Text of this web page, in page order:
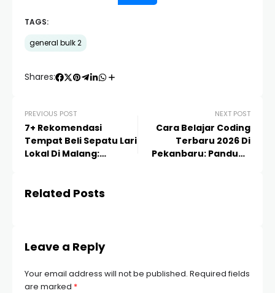
TAGS:
general bulk 2
Shares:
PREVIOUS POST
7+ Rekomendasi
Tempat Beli Sepatu Lari
Lokal Di Malang:
NEXT POST
Cara Belajar Coding
Terbaru 2026 Di
Pekanbaru: Panduan
Related Posts
Leave a Reply
Your email address will not be published. Required fields
are marked *